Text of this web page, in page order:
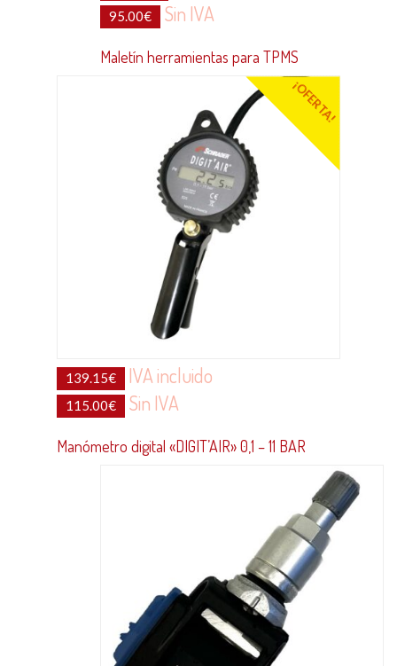
95.00€ Sin IVA
Maletín herramientas para TPMS
¡OFERTA!
139.15€ IVA incluido
115.00€ Sin IVA
Manómetro digital «DIGIT’AIR» 0,1 – 11 BAR